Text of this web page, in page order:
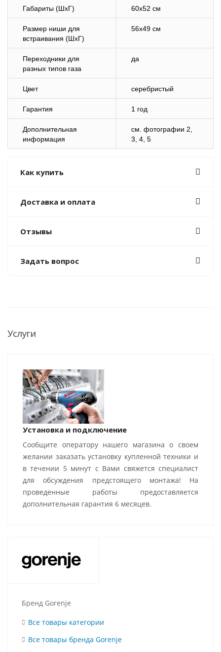
Габариты (ШхГ) 60х52 см
Размер ниши для
встраивания (ШхГ)
56х49 см
Переходники для
разных типов газа
да
Цвет серебристый
Гарантия 1 год
Дополнительная
информация
см. фотографии 2,
3, 4, 5
Как купить
Доставка и оплата
Отзывы
Задать вопрос
Услуги
Установка и подключение
Сообщите оператору нашего магазина о своем
желании заказать установку купленной техники и
в течении 5 минут с Вами свяжется специалист
для обсуждения предстоящего монтажа! На
проведенные работы предоставляется
дополнительная гарантия 6 месяцев.
Бренд Gorenje
Все товары категории
Все товары бренда Gorenje